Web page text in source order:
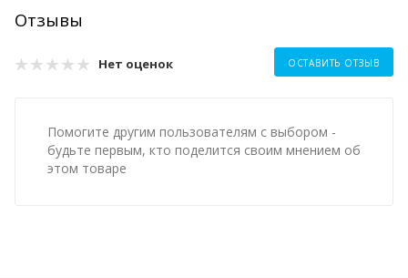
Отзывы
Нет оценок ОСТАВИТЬ ОТЗЫВ
Помогите другим пользователям с выбором -
будьте первым, кто поделится своим мнением об
этом товаре